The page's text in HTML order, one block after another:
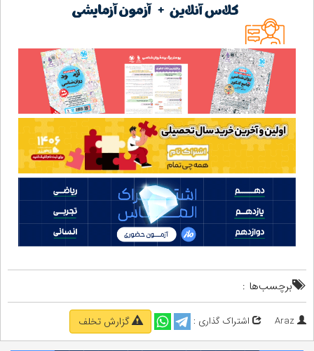
برچسب‌ها :
Araz اشتراک گذاری : گزارش تخلف